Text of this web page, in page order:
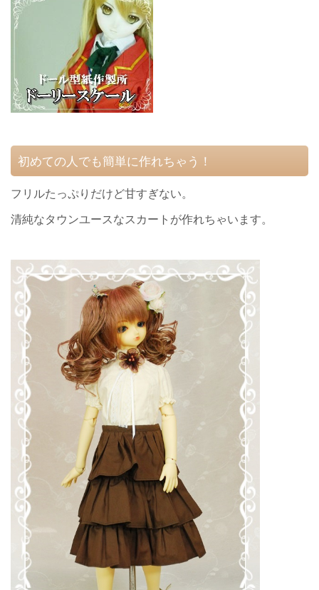
初めての人でも簡単に作れちゃう！
フリルたっぷりだけど甘すぎない。
清純なタウンユースなスカートが作れちゃいます。